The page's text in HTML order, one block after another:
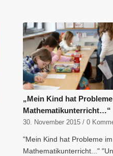
„Mein Kind hat
Mathematikunterricht…“
30. November 2015 / 0
"Mein Kind hat Probleme im
Mathematikunterricht..."